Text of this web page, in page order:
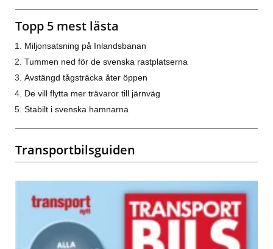
Topp 5 mest lästa
Miljonsatsning på Inlandsbanan
Tummen ned för de svenska rastplatserna
Avstängd tågsträcka åter öppen
De vill flytta mer trävaror till järnväg
Stabilt i svenska hamnarna
Transportbilsguiden